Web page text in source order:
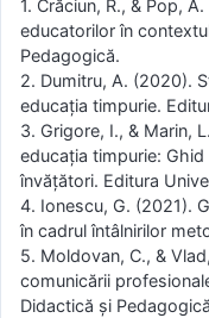
1. Crăciun, R., & Pop,
educatorilor în
Pedagogică.
2. Dumitru, A. (2020).
educația timpurie.
3. Grigore, I., & Marin,
educația timpurie:
învățători. Editura
4. Ionescu, G. (2021).
în cadrul întâlnirilor
5. Moldovan, C., &
comunicării
Didactică și